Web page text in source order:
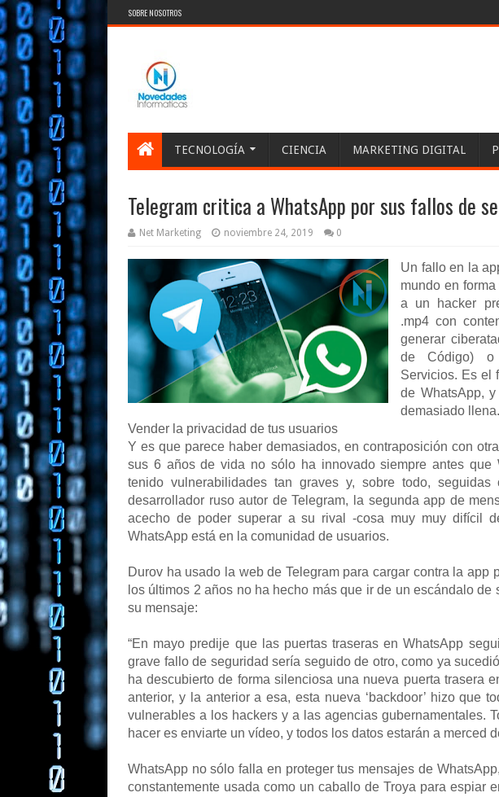
SOBRE NOSOTROS
TECNOLOGÍA CIENCIA MARKETING DIGITAL
Telegram critica a WhatsApp por sus fallos de
Net Marketing noviembre 24, 2019 0
Un fallo en la
mundo en forma
a un hacker
.mp4 con
generar
de Código) o
Servicios. Es el
de WhatsApp,
demasiado llena.
Vender la privacidad de tus usuarios
Y es que parece haber demasiados, en contraposición con
sus 6 años de vida no sólo ha innovado siempre antes que
tenido vulnerabilidades tan graves y, sobre todo, seguidas
desarrollador ruso autor de Telegram, la segunda app de
acecho de poder superar a su rival -cosa muy muy difícil
WhatsApp está en la comunidad de usuarios.
Durov ha usado la web de Telegram para cargar contra la app
los últimos 2 años no ha hecho más que ir de un escándalo de
su mensaje:
“En mayo predije que las puertas traseras en WhatsApp
grave fallo de seguridad sería seguido de otro, como ya
ha descubierto de forma silenciosa una nueva puerta trasera
anterior, y la anterior a esa, esta nueva ‘backdoor’ hizo que
vulnerables a los hackers y a las agencias gubernamentales.
hacer es enviarte un vídeo, y todos los datos estarán a merced
WhatsApp no sólo falla en proteger tus mensajes de
constantemente usada como un caballo de Troya para espiar